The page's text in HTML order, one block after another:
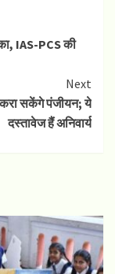
IAS-PCS की
Next
सकेंगे पंजीयन; ये
दस्तावेज हैं अनिवार्य